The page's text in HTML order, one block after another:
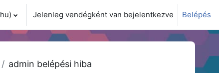
adatok váltásaJelenleg vendégként van bejelentkezve Belépés
admin belépési hiba